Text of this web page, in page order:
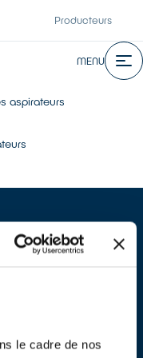
le cadre de nos
Producteurs
MENU
aspirateurs
En suivant
de votre